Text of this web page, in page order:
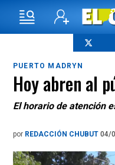
PUERTO MADRYN
Hoy abren al
El horario de atención
por REDACCIÓN CHUBUT 04/